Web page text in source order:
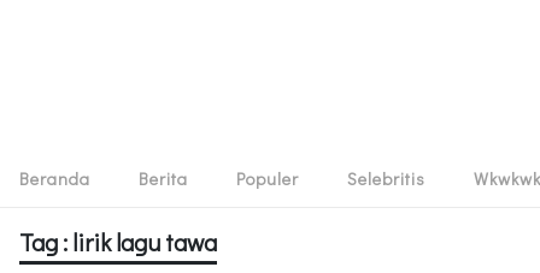
Beranda Berita Populer Selebritis Wkwkwk
Tag : lirik lagu tawa